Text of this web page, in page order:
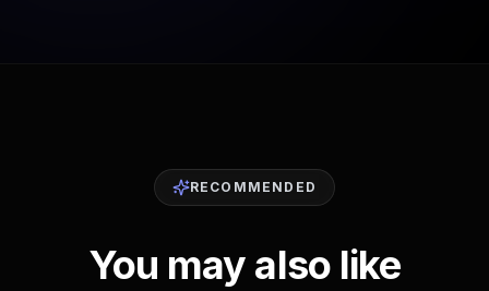
RECOMMENDED
You may also like